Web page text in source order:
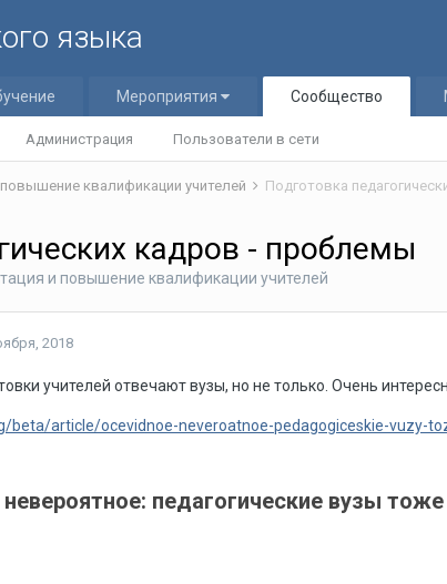
языка
Мероприятия Сообщество
Администрация Пользователи в сети
квалификации учителей Подготовка
кадров - проблемы
и повышение квалификации учителей
2018
учителей отвечают вузы, но не только. Очень
beta/article/ocevidnoe-neveroatnoe-pedagogiceskie-vuzy-
педагогические вузы